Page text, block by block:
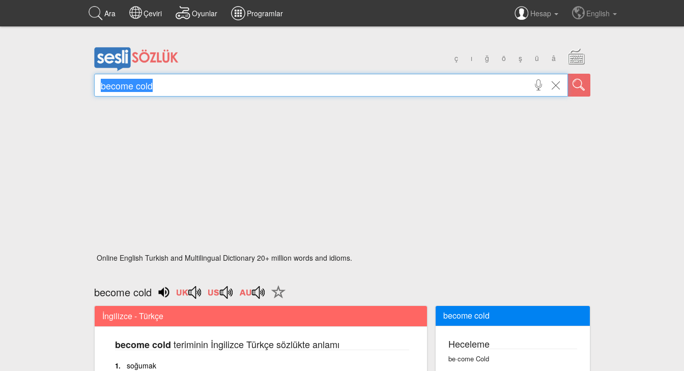
Ara Çeviri Oyunlar Programlar Hesap English
ç ı ğ ö ş ü â
Online English Turkish and Multilingual Dictionary 20+ million words and idioms.
become cold
İngilizce - Türkçe
become cold teriminin İngilizce Türkçe sözlükte anlamı
soğumak
become cold
Heceleme
be·come Cold